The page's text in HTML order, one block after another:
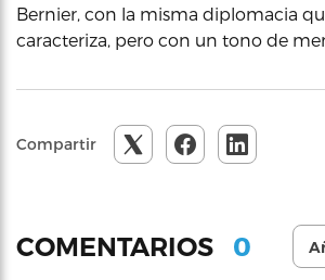
Bernier, con la misma diplomacia
caracteriza, pero con un tono de
Compartir
COMENTARIOS 0